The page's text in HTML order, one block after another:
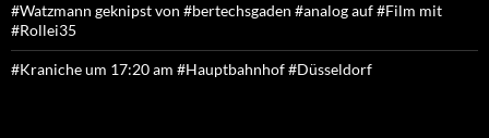
#Watzmann geknipst von #bertechsgaden #analog auf #Film mit
#Rollei35
#Kraniche um 17:20 am #Hauptbahnhof #Düsseldorf